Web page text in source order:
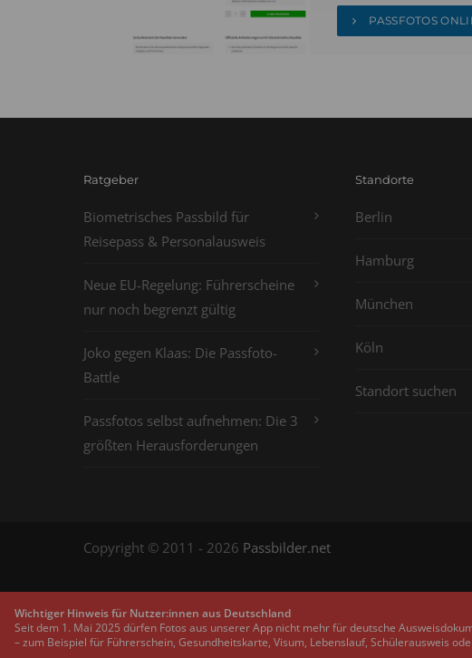
PASSFOTOS
Ratgeber
Biometrisches Passbild für
Reisepass & Personalausweis
Neue EU-Regelung: Führerscheine
nur noch begrenzt gültig
Joko gegen Klaas: Die Passfoto-
Battle
Passfotos selbst aufnehmen: Die 3
größten Herausforderungen
Standorte
Berlin
Hamburg
München
Köln
Standort suchen
Copyright © 2011 - 2026 Passbilder.net
Wichtiger Hinweis für Nutzer:innen aus Deutschland
Seit dem 1. Mai 2025 dürfen Fotos aus unserer App nicht mehr für deutsche
– zum Beispiel für Führerschein, Gesundheitskarte, Visum, Lebenslauf, Schülerausweis